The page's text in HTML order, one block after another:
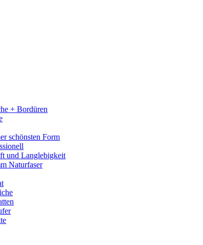
+ Bordüren
schönsten Form
und Langlebigkeit
Naturfaser